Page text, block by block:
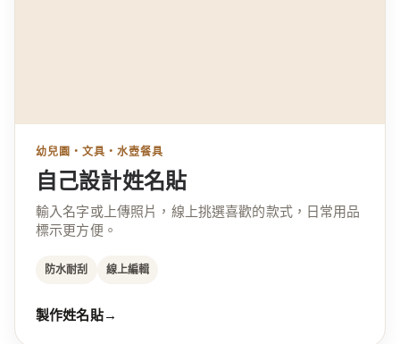
幼兒園・文具・水壺餐具
自己設計姓名貼
輸入名字或上傳照片，線上挑選喜歡的款式，日常用品
標示更方便。
防水耐刮 線上編輯
製作姓名貼→